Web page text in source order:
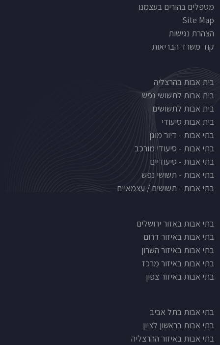
מטפלים בהורים בעצמנו
Site Map
הצהרת נגישות
קוד משרד הבריאות
Nursinghouse type
בית אבות בהרצליה
בית אבות לתשושי נפש
בית אבות לתשושים
בית אבות סיעודי
בתי אבות - דיור מוגן
בתי אבות - סיעודי מורכב
בתי אבות - סיעודיים
בתי אבות - תשושי נפש
בתי אבות - תשושים / עצמאיים
בתי אבות לפי אזורים
בתי אבות באזור ירושלים
בתי אבות באיזור דרום
בתי אבות באיזור השרון
בתי אבות באיזור מרכז
בתי אבות באיזור צפון
בתי אבות בתל אביב
בתי אבות בראשון לציון
בתי אבות באיזור ההרצליה